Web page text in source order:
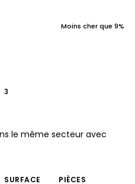
Moins cher que 9%
3
le même secteur avec
SURFACE
PIÈCES